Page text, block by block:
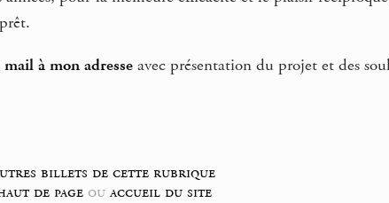
à mon adresse avec présentation du projet et des
billets de cette rubrique
de pageouaccueil du site